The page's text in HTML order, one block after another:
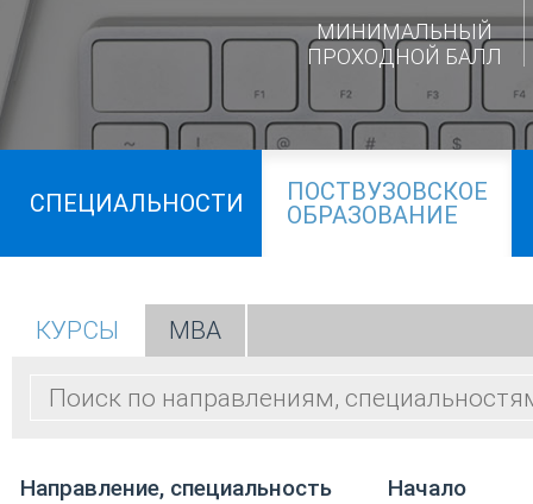
МИНИМАЛЬНЫЙ
ПРОХОДНОЙ БАЛЛ
СПЕЦИАЛЬНОСТИ
ПОСТВУЗОВСКОЕ
ОБРАЗОВАНИЕ
КУРСЫ МВА
Направление, специальность Начало